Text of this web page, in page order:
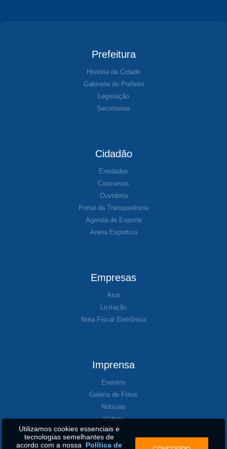
Prefeitura
História da Cidade
Gabinete do Prefeito
Legislação
Secretarias
Cidadão
Entidades
Concursos
Ouvidoria
Portal da Transparência
Agenda de Esporte
Arena Esportiva
Empresas
Atos
Licitação
Nota Fiscal Eletrônica
Imprensa
Eventos
Galeria de Fotos
Notícias
Vídeos
Utilizamos cookies essenciais e
tecnologias semelhantes de
acordo com a nossa Política de